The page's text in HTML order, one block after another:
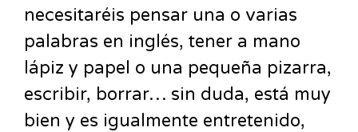
necesitaréis pensar una o varias
palabras en inglés, tener a mano
lápiz y papel o una pequeña pizarra,
escribir, borrar… sin duda, está muy
bien y es igualmente entretenido,